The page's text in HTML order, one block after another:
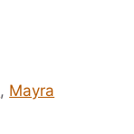
, Mayra